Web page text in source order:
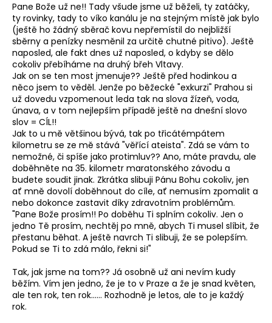
Pane Bože už ne!! Tady všude jsme už běželi, ty zatáčky,
ty rovinky, tady to víko kanálu je na stejným místě jak bylo
(ještě ho žádný sběrač kovu nepřemístil do nejbližší
sběrny a penízky nesměnil za určitě chutné pitivo). Ještě
naposled, ale fakt dnes už naposled, o kdyby se dělo
cokoliv přebíháme na druhý břeh Vltavy.
Jak on se ten most jmenuje?? Ještě před hodinkou a
něco jsem to věděl. Jenže po běžecké "exkurzi" Prahou si
už dovedu vzpomenout leda tak na slova žízeň, voda,
únava, a v tom nejlepším případě ještě na dnešní slovo
slov = CÍL!!
Jak to u mě většinou bývá, tak po třicátémpátem
kilometru se ze mě stává "věřící ateista". Zdá se vám to
nemožné, či spíše jako protimluv?? Ano, máte pravdu, ale
doběhněte na 35. kilometr maratonského závodu a
budete soudit jinak. Zkrátka slibuji Pánu Bohu cokoliv, jen
ať mně dovolí doběhnout do cíle, ať nemusím zpomalit a
nebo dokonce zastavit díky zdravotním problémům.
"Pane Bože prosím!! Po doběhu Ti splním cokoliv. Jen o
jedno Tě prosím, nechtěj po mně, abych Ti musel slíbit, že
přestanu běhat. A ještě navrch Ti slibuji, že se polepším.
Pokud se Ti to zdá málo, řekni si!"
Tak, jak jsme na tom?? Já osobně už ani nevím kudy
běžím. Vím jen jedno, že je to v Praze a že je snad květen,
ale ten rok, ten rok...... Rozhodně je letos, ale to je každý
rok.